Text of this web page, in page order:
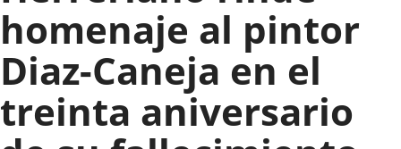
homenaje al pintor
Diaz-Caneja en el
treinta aniversario